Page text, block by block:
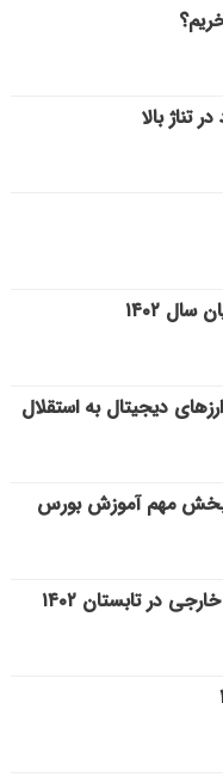
بالا
۱۴۰۲
دیجیتال به استقلال
بخش مهم آموزش بورس
در تابستان ۱۴۰۲